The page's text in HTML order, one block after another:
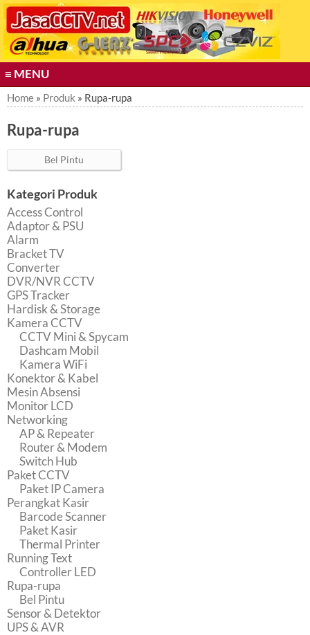
S
k
o
≡ MENU
Home » Produk » Rupa-rupa
Rupa-rupa
Bel Pintu
Kategori Produk
Access Control
Adaptor & PSU
Alarm
Bracket TV
Converter
DVR/NVR CCTV
GPS Tracker
Hardisk & Storage
Kamera CCTV
CCTV Mini & Spycam
Dashcam Mobil
Kamera WiFi
Konektor & Kabel
Mesin Absensi
Monitor LCD
Networking
AP & Repeater
Router & Modem
Switch Hub
Paket CCTV
Paket IP Camera
Perangkat Kasir
Barcode Scanner
Paket Kasir
Thermal Printer
Running Text
Controller LED
Rupa-rupa
Bel Pintu
Sensor & Detektor
UPS & AVR